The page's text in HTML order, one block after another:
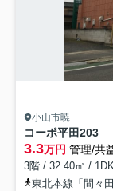
小山市暁
コーポ平田203
3.3万円 管理/共
3階 / 32.40㎡ /
東北本線「間々